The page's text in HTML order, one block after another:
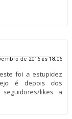
de 2016 às 18:06
foi a estupidez
é depois dos
likes a